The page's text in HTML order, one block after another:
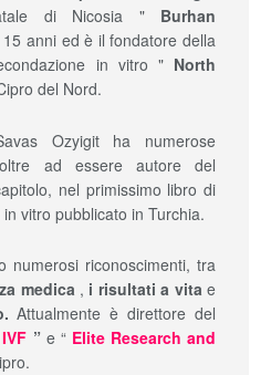
di Nicosia " Burhan
anni ed è il fondatore della
in vitro " North
del Nord.
Ozyigit ha numerose
ad essere autore del
nel primissimo libro di
vitro pubblicato in Turchia.
numerosi riconoscimenti, tra
medica, i risultati a vitae
Attualmente è direttore del
”e “ Elite Research and